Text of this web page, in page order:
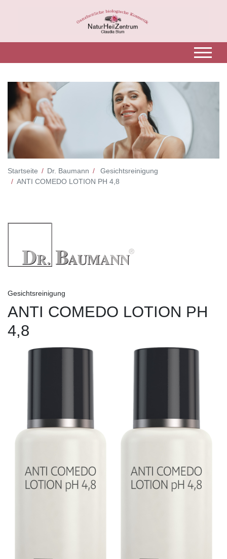
Startseite Dr. Baumann
Gesichtsreinigung
ANTI COMEDO LOTION PH 4,8
Gesichtsreinigung
ANTI COMEDO LOTION PH
4,8